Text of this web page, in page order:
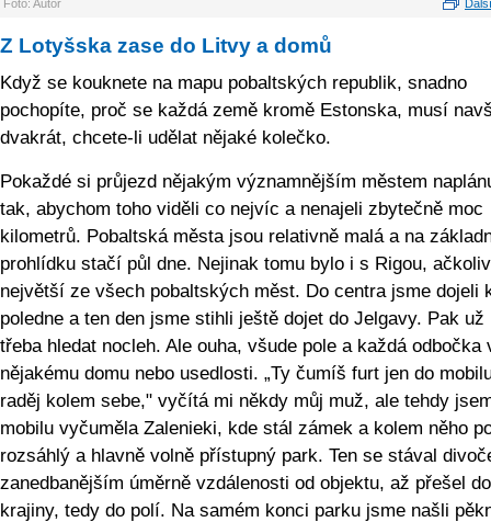
Foto: Autor
Z Lotyšska zase do Litvy a domů
Když se kouknete na mapu pobaltských republik, snadno
pochopíte, proč se každá země kromě Estonska, musí
dvakrát, chcete-li udělat nějaké kolečko.
Pokaždé si průjezd nějakým významnějším městem
tak, abychom toho viděli co nejvíc a nenajeli zbytečně moc
kilometrů. Pobaltská města jsou relativně malá a na
prohlídku stačí půl dne. Nejinak tomu bylo i s Rigou,
největší ze všech pobaltských měst. Do centra jsme dojeli
poledne a ten den jsme stihli ještě dojet do Jelgavy. Pak už
třeba hledat nocleh. Ale ouha, všude pole a každá odbočka
nějakému domu nebo usedlosti. „Ty čumíš furt jen do
raděj kolem sebe," vyčítá mi někdy můj muž, ale tehdy
mobilu vyčuměla Zalenieki, kde stál zámek a kolem něho
rozsáhlý a hlavně volně přístupný park. Ten se stával
zanedbanějším úměrně vzdálenosti od objektu, až přešel
krajiny, tedy do polí. Na samém konci parku jsme našli